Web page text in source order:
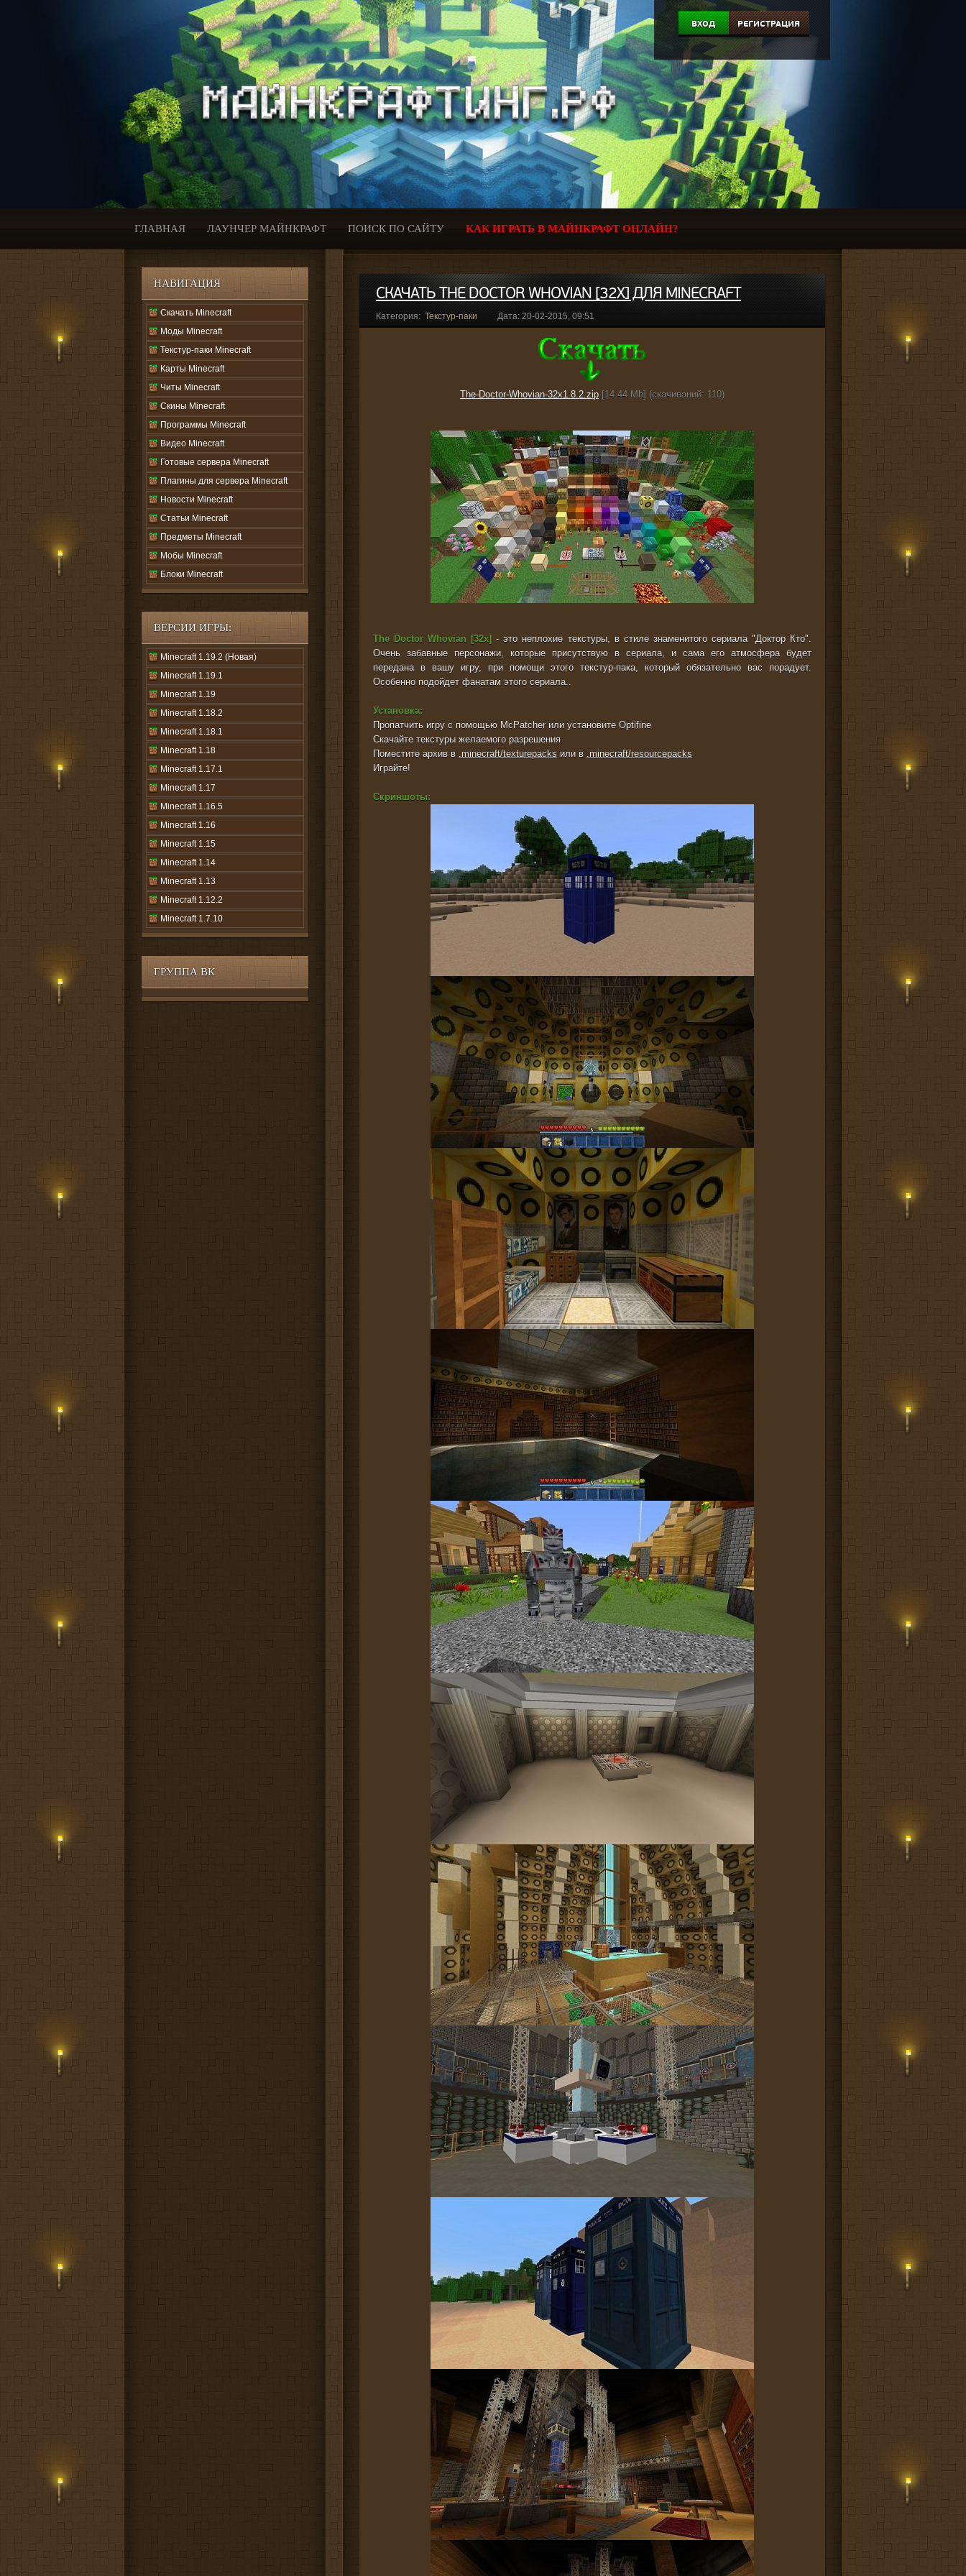
ВХОД РЕГИСТРАЦИЯ
ГЛАВНАЯ ЛАУНЧЕР МАЙНКРАФТ ПОИСК ПО САЙТУ КАК ИГРАТЬ В МАЙНКРАФТ ОНЛАЙН?
НАВИГАЦИЯ
Скачать Minecraft
Моды Minecraft
Текстур-паки Minecraft
Карты Minecraft
Читы Minecraft
Скины Minecraft
Программы Minecraft
Видео Minecraft
Готовые сервера Minecraft
Плагины для сервера Minecraft
Новости Minecraft
Статьи Minecraft
Предметы Minecraft
Мобы Minecraft
Блоки Minecraft
ВЕРСИИ ИГРЫ:
Minecraft 1.19.2 (Новая)
Minecraft 1.19.1
Minecraft 1.19
Minecraft 1.18.2
Minecraft 1.18.1
Minecraft 1.18
Minecraft 1.17.1
Minecraft 1.17
Minecraft 1.16.5
Minecraft 1.16
Minecraft 1.15
Minecraft 1.14
Minecraft 1.13
Minecraft 1.12.2
Minecraft 1.7.10
ГРУППА ВК
СКАЧАТЬ THE DOCTOR WHOVIAN [32X] ДЛЯ MINECRAFT
Категория: Текстур-паки Дата: 20-02-2015, 09:51
The-Doctor-Whovian-32x1.8.2.zip [14.44 Mb] (cкачиваний: 110)
The Doctor Whovian [32x] - это неплохие текстуры, в стиле знаменитого сериала "Доктор Кто".
Очень забавные персонажи, которые присутствую в сериала, и сама его атмосфера будет
передана в вашу игру, при помощи этого текстур-пака, который обязательно вас порадует.
Особенно подойдет фанатам этого сериала..
Установка:
Пропатчить игру с помощью McPatcher или установите Optifine
Скачайте текстуры желаемого разрешения
Поместите архив в .minecraft/texturepacks или в .minecraft/resourcepacks
Играйте!
Скриншоты: